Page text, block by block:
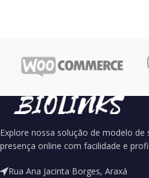
Explore nossa solução de modelo
presença online com facilidade e
Rua Ana Jacinta Borges, Araxá